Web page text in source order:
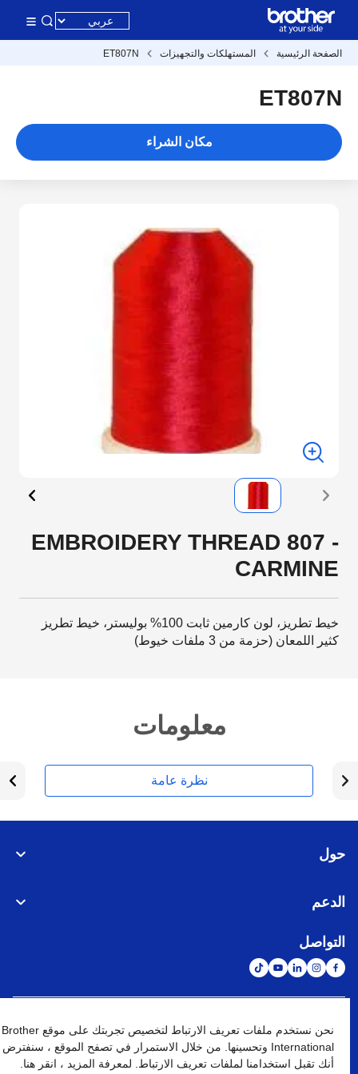
الصفحة الرئيسية المستهلكات والتجهيزات ET807N
ET807N
مكان الشراء
EMBROIDERY THREAD 807 -
CARMINE
خيط تطريز، لون كارمين ثابت 100% بوليستر، خيط تطريز
كثير اللمعان (حزمة من 3 ملفات خيوط)
معلومات
نظرة عامة
حول
الدعم
التواصل
الشبكة العالمية
نهج الخصوصية شروط الإستخدام خريطة الموقع الإنتقال إلى الموقع العالمي
نحن نستخدم ملفات تعريف الارتباط لتخصيص تجربتك على موقع Brother
International وتحسينها. من خلال الاستمرار في تصفح الموقع ، سنفترض
أنك تقبل استخدامنا لملفات تعريف الارتباط. لمعرفة المزيد ، انقر هنا.